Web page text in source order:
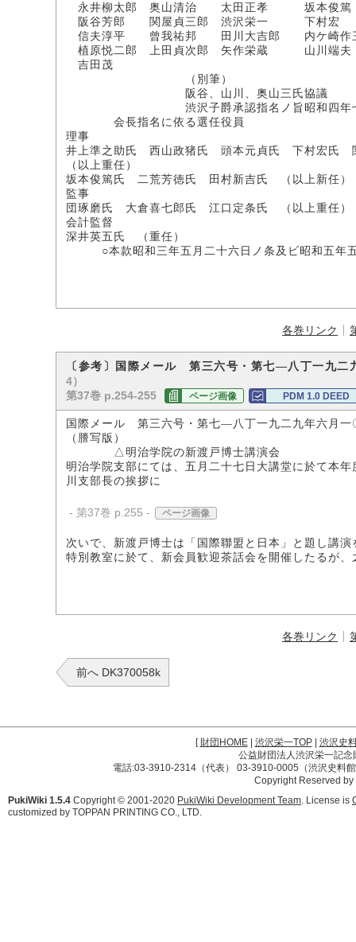
永井柳太郎 奥山清治 太田正孝 坂本俊篤
阪谷芳郎 関屋貞三郎 渋沢栄一 下村宏
信夫淳平 曾我祐邦 田川大吉郎 内ケ崎作
植原悦二郎 上田貞次郎 矢作栄蔵 山川端夫
吉田茂
（別筆）
阪谷、山川、奥山三氏協議
渋沢子爵承認指名ノ旨昭和四年七月一
会長指名に依る選任役員
理事
井上準之助氏 西山政猪氏 頭本元貞氏 下村宏氏
（以上重任）
坂本俊篤氏 二荒芳徳氏 田村新吉氏 （以上新任）
監事
団琢磨氏 大倉喜七郎氏 江口定条氏 （以上重任）
会計監督
深井英五氏 （重任）
○本款昭和三年五月二十六日ノ条及ビ昭和五年五
各巻リンク
〔参考〕国際メール 第三六号・第七―八丁一九
4）
第37巻 p.254-255
ページ画像 PDM 1.0 DEED
国際メール 第三六号・第七―八丁一九二九年六月一
（謄写版）
△明治学院の新渡戸博士講演会
明治学院支部にては、五月二十七日大講堂に於て本
川支部長の挨拶に
- 第37巻 p.255 - ページ画像
次いで、新渡戸博士は「国際聯盟と日本」と題し講
特別教室に於て、新会員歓迎茶話会を開催したるが
各巻リンク
前へ DK370058k
[財団HOME| 渋沢栄一TOP| 渋沢史
公益財団法人渋沢栄一記
電話:03-3910-2314（代表） 03-3910-0005（渋沢史料
Copyright Reserved
PukiWiki 1.5.4 Copyright © 2001-2020 PukiWiki Development Team. License is
customized by TOPPAN PRINTING CO., LTD.